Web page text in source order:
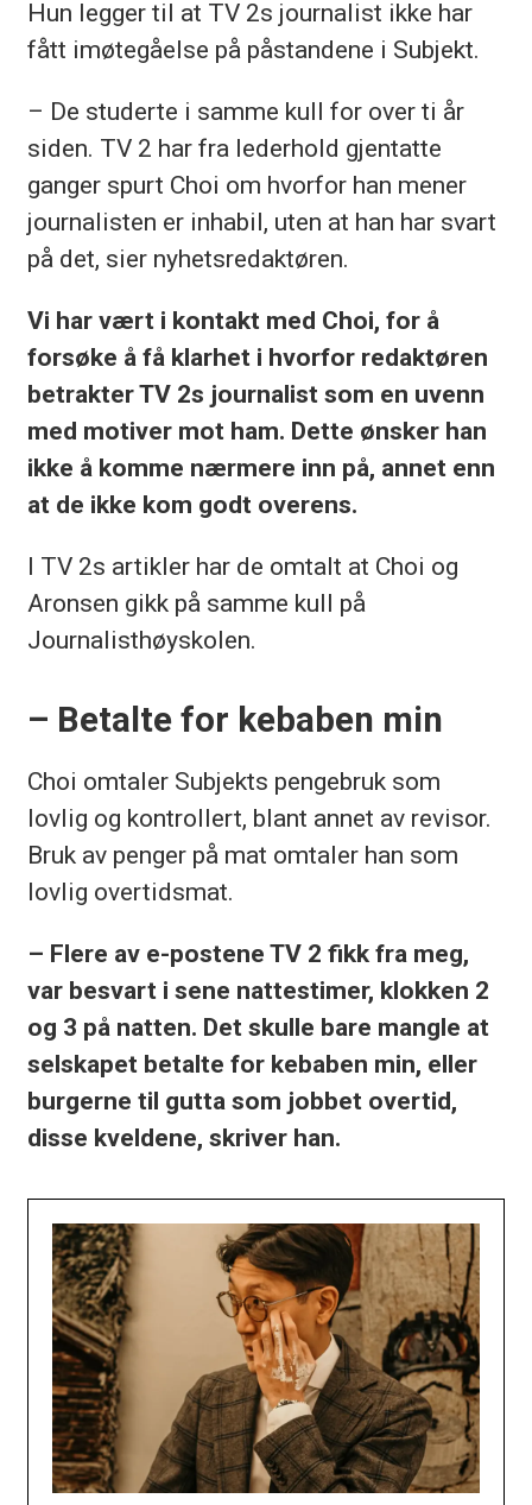
Hun legger til at TV 2s journalist ikke har
fått imøtegåelse på påstandene i Subjekt.
– De studerte i samme kull for over ti år
siden. TV 2 har fra lederhold gjentatte
ganger spurt Choi om hvorfor han mener
journalisten er inhabil, uten at han har svart
på det, sier nyhetsredaktøren.
Vi har vært i kontakt med Choi, for å
forsøke å få klarhet i hvorfor redaktøren
betrakter TV 2s journalist som en uvenn
med motiver mot ham. Dette ønsker han
ikke å komme nærmere inn på, annet enn
at de ikke kom godt overens.
I TV 2s artikler har de omtalt at Choi og
Aronsen gikk på samme kull på
Journalisthøyskolen.
– Betalte for kebaben min
Choi omtaler Subjekts pengebruk som
lovlig og kontrollert, blant annet av revisor.
Bruk av penger på mat omtaler han som
lovlig overtidsmat.
– Flere av e-postene TV 2 fikk fra meg,
var besvart i sene nattestimer, klokken 2
og 3 på natten. Det skulle bare mangle at
selskapet betalte for kebaben min, eller
burgerne til gutta som jobbet overtid,
disse kveldene, skriver han.